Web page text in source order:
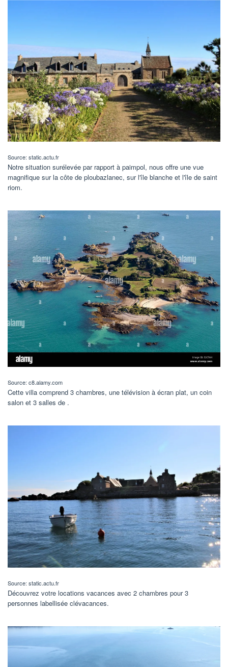
Source: static.actu.fr
Notre situation surélevée par rapport à paimpol, nous offre une vue
magnifique sur la côte de ploubazlanec, sur l'île blanche et l'île de saint
riom.
Source: c8.alamy.com
Cette villa comprend 3 chambres, une télévision à écran plat, un coin
salon et 3 salles de .
Source: static.actu.fr
Découvrez votre locations vacances avec 2 chambres pour 3
personnes labellisée clévacances.